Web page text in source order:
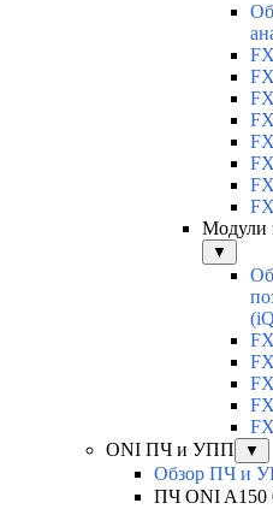
Модули
▼
ONI ПЧ и УПП
▼
Обзор ПЧ и
ПЧ ONI A150